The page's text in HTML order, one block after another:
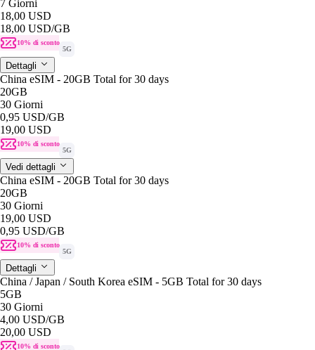
7 Giorni
18,00 USD
18,00 USD/GB
10% di sconto
5G
Dettagli
China eSIM - 20GB Total for 30 days
20GB
30 Giorni
0,95 USD/GB
19,00 USD
10% di sconto
5G
Vedi dettagli
China eSIM - 20GB Total for 30 days
20GB
30 Giorni
19,00 USD
0,95 USD/GB
10% di sconto
5G
Dettagli
China / Japan / South Korea eSIM - 5GB Total for 30 days
5GB
30 Giorni
4,00 USD/GB
20,00 USD
10% di sconto